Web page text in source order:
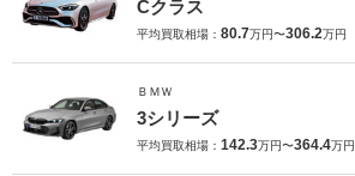
Cクラス
平均買取相場： 80.7万円〜306.2万円
ＢＭＷ
3シリーズ
平均買取相場： 142.3万円〜364.4万円